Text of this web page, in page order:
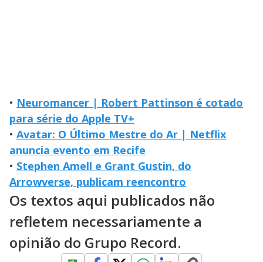
• Neuromancer | Robert Pattinson é cotado
para série do Apple TV+
• Avatar: O Último Mestre do Ar | Netflix
anuncia evento em Recife
• Stephen Amell e Grant Gustin, do
Arrowverse, publicam reencontro
Os textos aqui publicados não
refletem necessariamente a
opinião do Grupo Record.